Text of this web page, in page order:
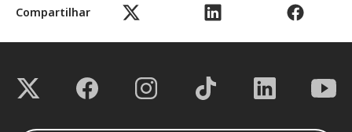
Compartilhar